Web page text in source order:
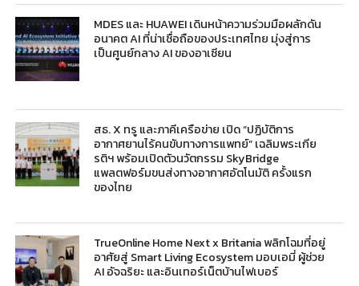
MDES และ HUAWEI เดินหน้าความร่วมมือผลักดัน
อนาคต AI ที่น่าเชื่อถือของประเทศไทย มุ่งสู่การ
เป็นศูนย์กลาง AI ของอาเซียน
สธ. X ทรู และภาคีเครือข่าย เปิด “ปฏิบัติการ
อากาศยานไร้คนขับทางการแพทย์” เฉลิมพระเกีย
รติฯ พร้อมเปิดตัวนวัตกรรม SkyBridge
แพลตฟอร์มขนส่งทางอากาศอัตโนมัติ ครั้งแรก
ของไทย
TrueOnline Home Next x Britania พลิกโฉมที่อยู่
อาศัยสู่ Smart Living Ecosystem มอบเอมี่ ผู้ช่วย
AI อัจฉริยะ และอินเทอร์เน็ตบ้านไฟเบอร์